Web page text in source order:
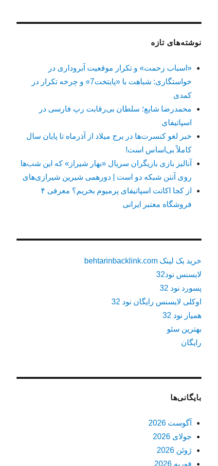
نوشته‌های تازه
«اسباب زحمت» و تکرار موقعیت آبروداری در
خواستگاری: شباهت با «پایتخت7» و چرخه تکرار در
کمدی
محمدرضا شایع؛ سلطان بی‌رقابت رپ فارسی در
اسپاتیفای
خبر لغو کنسرت‌ها در برج میلاد از آذرماه تا پایان سال
کاملاً بی‌اساس است!
آنالیز بازی بازیگران سریال «بهار شیراز» که این شب‌ها
روی آنتن شبکه دو است | دورهمی شیرین شیرازی‌های
از کجا اکانت اسپاتیفای پرمیوم بخریم؟ معرفی ۴
فروشگاه معتبر ایرانی
خرید بک لینک behtarinbacklink.com
لایسنس نود32
پسورد نود 32
اوکلی لایسنس رایگان نود 32
همیار نود 32
بهترین سئو
رایگان
بایگانی‌ها
آگوست 2026
جولای 2026
ژوئن 2026
فوریه 2026